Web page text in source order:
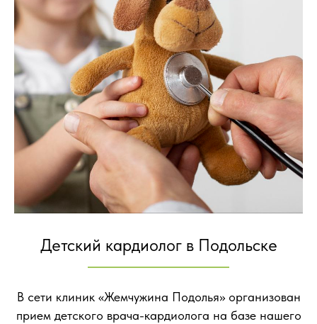
Детский кардиолог в Подольске
В сети клиник «Жемчужина Подолья» организован
прием детского врача-кардиолога на базе нашего